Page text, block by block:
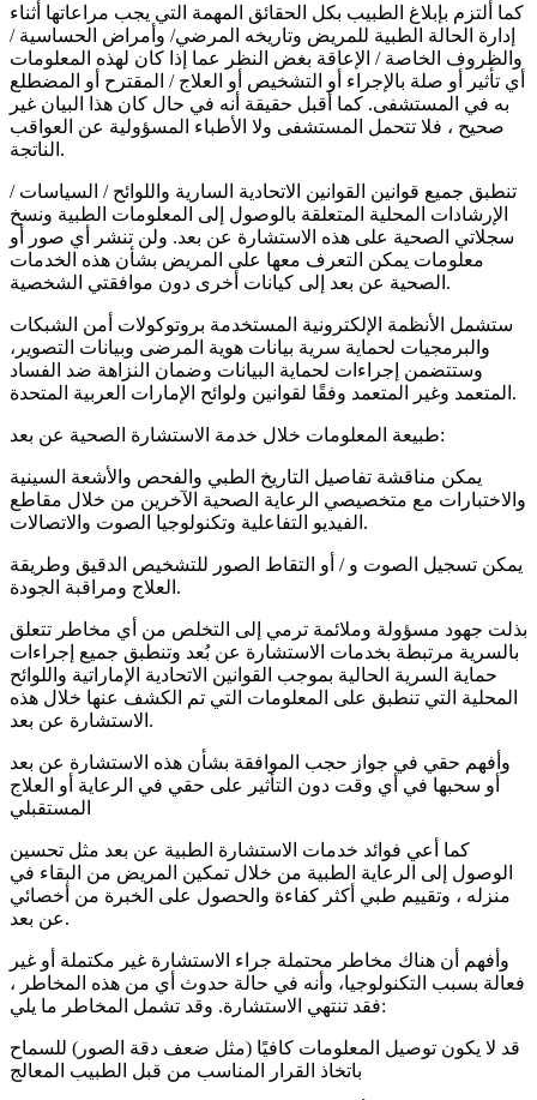
كما ألتزم بإبلاغ الطبيب بكل الحقائق المهمة التي يجب مراعاتها أثناء
إدارة الحالة الطبية للمريض وتاريخه المرضي/ وأمراض الحساسية /
والظروف الخاصة / الإعاقة بغض النظر عما إذا كان لهذه المعلومات
أي تأثير أو صلة بالإجراء أو التشخيص أو العلاج / المقترح أو المضطلع
به في المستشفى. كما أقبل حقيقة أنه في حال كان هذا البيان غير
صحيح ، فلا تتحمل المستشفى ولا الأطباء المسؤولية عن العواقب
الناتجة.
تنطبق جميع قوانين القوانين الاتحادية السارية واللوائح / السياسات /
الإرشادات المحلية المتعلقة بالوصول إلى المعلومات الطبية ونسخ
سجلاتي الصحية على هذه الاستشارة عن بعد. ولن تنشر أي صور أو
معلومات يمكن التعرف معها على المريض بشأن هذه الخدمات
الصحية عن بعد إلى كيانات أخرى دون موافقتي الشخصية.
ستشمل الأنظمة الإلكترونية المستخدمة بروتوكولات أمن الشبكات
والبرمجيات لحماية سرية بيانات هوية المرضى وبيانات التصوير،
وستتضمن إجراءات لحماية البيانات وضمان النزاهة ضد الفساد
المتعمد وغير المتعمد وفقًا لقوانين ولوائح الإمارات العربية المتحدة.
طبيعة المعلومات خلال خدمة الاستشارة الصحية عن بعد:
يمكن مناقشة تفاصيل التاريخ الطبي والفحص والأشعة السينية
والاختبارات مع متخصيصي الرعاية الصحية الآخرين من خلال مقاطع
الفيديو التفاعلية وتكنولوجيا الصوت والاتصالات.
يمكن تسجيل الصوت و / أو التقاط الصور للتشخيص الدقيق وطريقة
العلاج ومراقبة الجودة.
بذلت جهود مسؤولة وملائمة ترمي إلى التخلص من أي مخاطر تتعلق
بالسرية مرتبطة بخدمات الاستشارة عن بُعد وتنطبق جميع إجراءات
حماية السرية الحالية بموجب القوانين الاتحادية الإماراتية واللوائح
المحلية التي تنطبق على المعلومات التي تم الكشف عنها خلال هذه
الاستشارة عن بعد.
وأفهم حقي في جواز حجب الموافقة بشأن هذه الاستشارة عن بعد
أو سحبها في أي وقت دون التأثير على حقي في الرعاية أو العلاج
المستقبلي
كما أعي فوائد خدمات الاستشارة الطبية عن بعد مثل تحسين
الوصول إلى الرعاية الطبية من خلال تمكين المريض من البقاء في
منزله ، وتقييم طبي أكثر كفاءة والحصول على الخبرة من أخصائي
عن بعد.
وأفهم أن هناك مخاطر محتملة جراء الاستشارة غير مكتملة أو غير
فعالة بسبب التكنولوجيا، وأنه في حالة حدوث أي من هذه المخاطر ،
فقد تنتهي الاستشارة. وقد تشمل المخاطر ما يلي:
قد لا يكون توصيل المعلومات كافيًا (مثل ضعف دقة الصور) للسماح
باتخاذ القرار المناسب من قبل الطبيب المعالج